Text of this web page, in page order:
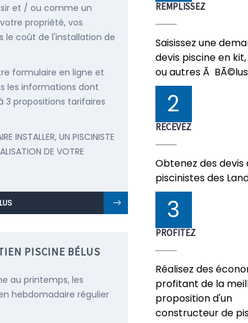
et / ou comme un
propriété, vos
le coût de l'installation de
formulaire en ligne et
les informations dont
3 propositions tarifaires
INSTALLER, UN PISCINISTE
DE VOTRE
PISCINE BÉLUS
au printemps, les
hebdomadaire régulier
REMPLISSEZ
Saisissez une
devis piscine en
ou autres Ã BÃ©lus
2
RECEVEZ
Obtenez des devis
piscinistes des
3
PROFITEZ
Réalisez des
profitant de la
proposition d'un
constructeur de